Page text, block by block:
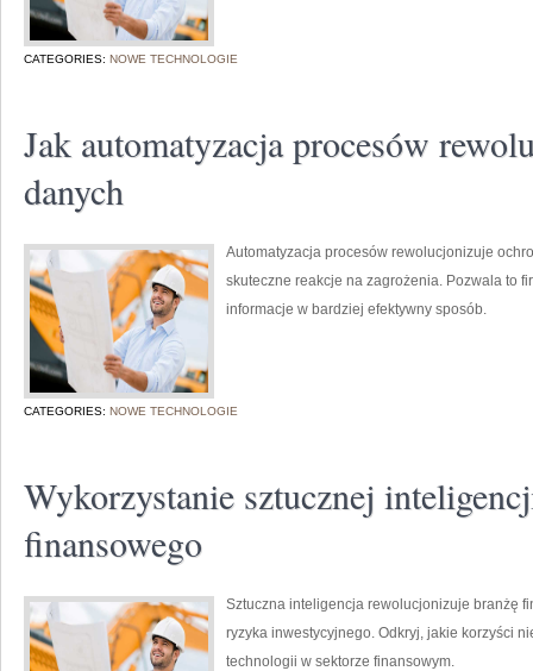
CATEGORIES: NOWE TECHNOLOGIE
Jak automatyzacja procesów
danych
Automatyzacja procesów rewolucjonizuje
skuteczne reakcje na zagrożenia. Pozwala to
informacje w bardziej efektywny sposób.
CATEGORIES: NOWE TECHNOLOGIE
Wykorzystanie sztucznej
finansowego
Sztuczna inteligencja rewolucjonizuje branżę
ryzyka inwestycyjnego. Odkryj, jakie korzyści
technologii w sektorze finansowym.